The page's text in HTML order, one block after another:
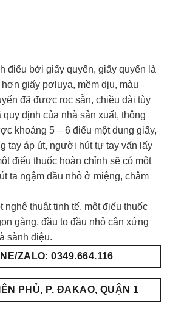
điếu bởi giấy quyến, giấy quyến là
hơn giấy pơluya, mềm dịu, màu
đã được rọc sẵn, chiều dài tùy
định của nhà sản xuất, thông
khoảng 5 – 6 điếu một dung giấy,
tay áp út, người hút tự tay vấn lấy
điếu thuốc hoàn chỉnh sẽ có một
ta ngậm đầu nhỏ ở miệng, châm
nghệ thuật tinh tế, một điếu thuốc
gàng, đầu to đầu nhỏ cân xứng
sành điệu.
ZALO: 0349.664.116
PHỦ, P. ĐAKAO, QUẬN 1